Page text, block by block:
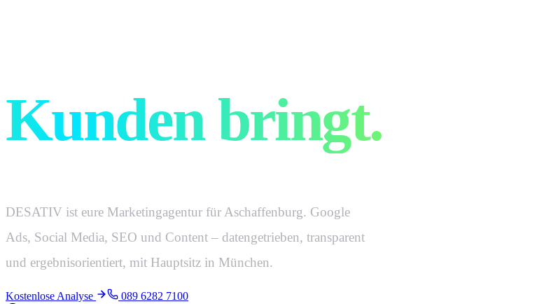
Kunden bringt.
DESATIV ist eure Marketingagentur für Aschaffenburg. Google
Ads, Social Media, SEO und Content – datengetrieben, transparent
und ergebnisorientiert, mit Hauptsitz in München.
Kostenlose Analyse 089 6282 7100